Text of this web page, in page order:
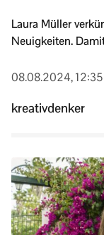
Laura Müller
Neuigkeiten.
08.08.2024,
kreativdenker